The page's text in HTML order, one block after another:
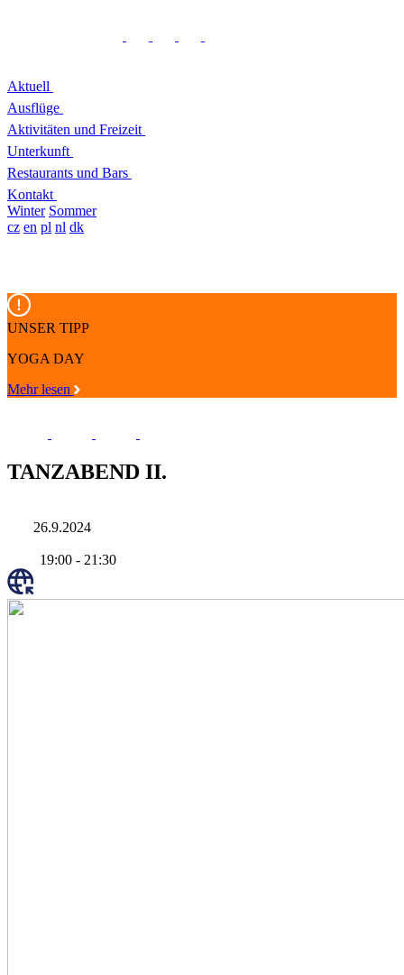
Aktuell
Ausflüge
Aktivitäten und Freizeit
Unterkunft
Restaurants und Bars
Kontakt
Winter Sommer
cz en pl nl dk
UNSER TIPP
YOGA DAY
Mehr lesen
TANZABEND II.
26.9.2024
19:00 - 21:30